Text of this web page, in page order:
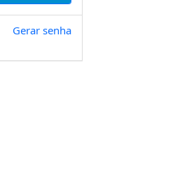
Gerar senha